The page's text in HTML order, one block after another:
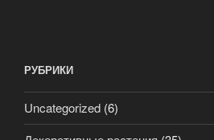
РУБРИКИ
Uncategorized (6)